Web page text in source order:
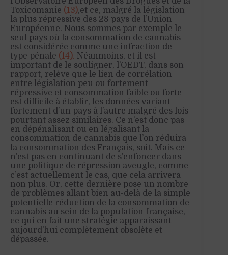
Toxicomanie (13),et ce, malgré la législation
la plus répressive des 28 pays de l’Union
Européenne. Nous sommes par exemple le
seul pays où la consommation de cannabis
est considérée comme une infraction de
type pénale (14). Néanmoins, et il est
important de le souligner, l’OEDT, dans son
rapport, relève que le lien de corrélation
entre législation peu ou fortement
répressive et consommation faible ou forte
est difficile à établir, les données variant
fortement d’un pays à l’autre malgré des lois
pourtant assez similaires. Ce n’est donc pas
en dépénalisant ou en légalisant la
consommation de cannabis que l’on réduira
la consommation des Français, soit. Mais ce
n’est pas en continuant de s’enfoncer dans
une politique de répression aveugle, comme
c’est actuellement le cas, que cela arrivera
non plus. Or, cette dernière pose un nombre
de problèmes allant bien au-delà de la simple
potentielle réduction de la consommation de
cannabis au sein de la population française,
ce qui en fait une stratégie apparaissant
aujourd’hui complètement obsolète et
dépassée.